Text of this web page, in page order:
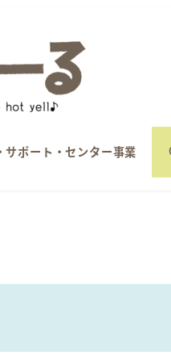
サポート・センター事業